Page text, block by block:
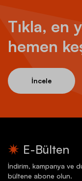
Tıkla, en
hemen
İncele
E-Bülten
İndirim, kampanya ve
bültene abone olun.